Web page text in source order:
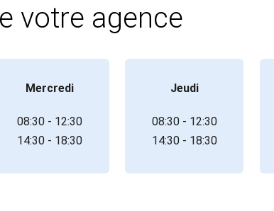
votre agence
Mercredi
08:30 - 12:30
14:30 - 18:30
Jeudi
08:30 - 12:30
14:30 - 18:30